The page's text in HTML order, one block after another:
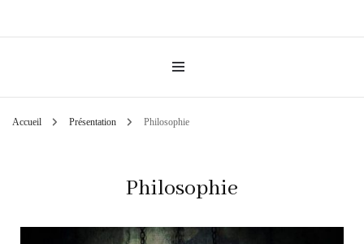
Accueil Présentation Philosophie
Philosophie